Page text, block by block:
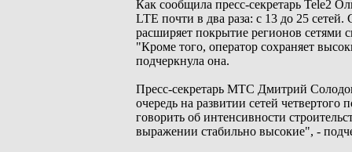
Как сообщила пресс-секретарь Tele2
LTE почти в два раза: с 13 до 25
расширяет покрытие регионов сетями
"Кроме того, оператор сохраняет
подчеркнула она.
Пресс-секретарь МТС Дмитрий
очередь на развитии сетей
говорить об интенсивности
выражении стабильно высокие", -